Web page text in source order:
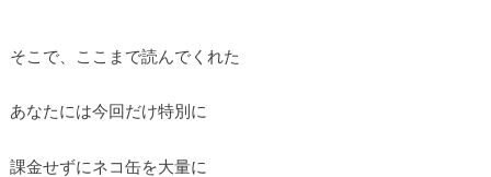
そこで、ここまで読んでくれた
あなたには今回だけ特別に
課金せずにネコ缶を大量に